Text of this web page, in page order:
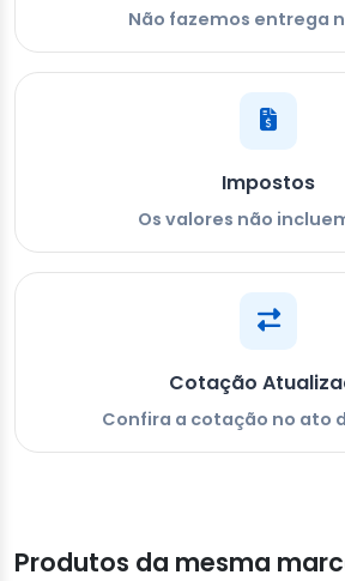
Não fazemos entrega
Impostos
Os valores não
Cotação
Confira a cotação no ato
Produtos da mesma